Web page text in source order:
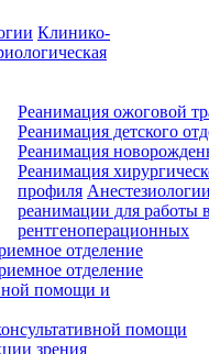
Клинико-
Реанимация ожоговой
Реанимация детского
Реанимация
Реанимация
профиля
реанимации для работы
рентгеноперационных
отделение
отделение
помощи и
помощи
зрения